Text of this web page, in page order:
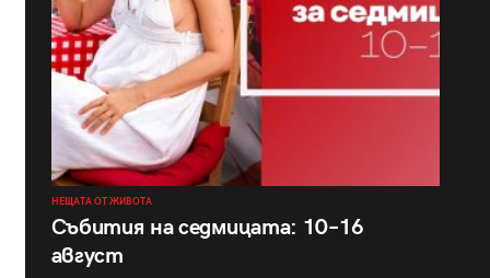
НЕЩАТА ОТ ЖИВОТА
Събития на седмицата: 10–16
август